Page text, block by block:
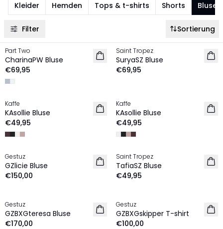
Kleider Hemden Tops & t-shirts Shorts Blusen
Filter Sortierung
NEU
Part Two
CharinaPW Bluse
€69,95
NEU
Saint Tropez
SuryaSZ Bluse
€69,95
NEU
Kaffe
KAsollie Bluse
€49,95
NEU
Kaffe
KAsollie Bluse
€49,95
NEU
Gestuz
GZlicie Bluse
€150,00
NEU
Saint Tropez
TafiaSZ Bluse
€49,95
NEU
Gestuz
GZBXGteresa Bluse
€170,00
NEU
Gestuz
GZBXGskipper T-shirt
€100,00